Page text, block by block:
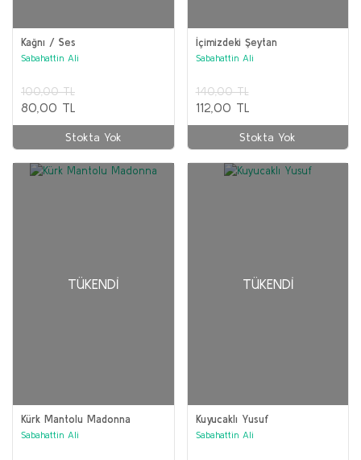
Kağnı / Ses
Sabahattin Ali
100,00 TL
80,00 TL
Stokta Yok
İçimizdeki Şeytan
Sabahattin Ali
140,00 TL
112,00 TL
Stokta Yok
TÜKENDI
Kürk Mantolu Madonna
Sabahattin Ali
TÜKENDI
Kuyucaklı Yusuf
Sabahattin Ali